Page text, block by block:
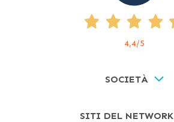
4,4/5
SOCIETÀ
SITI DEL NETWORK